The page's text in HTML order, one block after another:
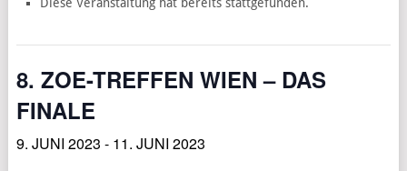
Diese Veranstaltung hat bereits stattgefunden.
8. ZOE-TREFFEN WIEN – DAS
FINALE
9. JUNI 2023 - 11. JUNI 2023